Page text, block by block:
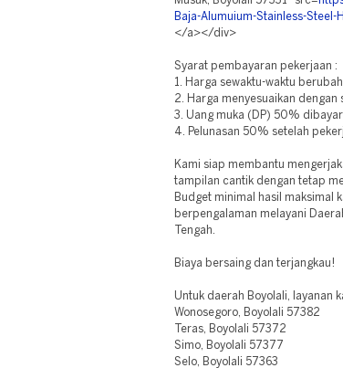
Baja-Alumuium-Stainless-Steel-
</a></div>
Syarat pembayaran pekerjaan :
1. Harga sewaktu-waktu
2. Harga menyesuaikan dengan
3. Uang muka (DP) 50%
4. Pelunasan 50% setelah
Kami siap membantu
tampilan cantik dengan tetap
Budget minimal hasil maksimal
berpengalaman melayani
Tengah.
Biaya bersaing dan terjangkau!
Untuk daerah Boyolali, layanan
Wonosegoro, Boyolali 57382
Teras, Boyolali 57372
Simo, Boyolali 57377
Selo, Boyolali 57363